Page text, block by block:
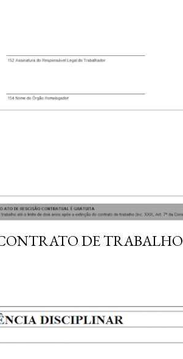
DE TRABALHO